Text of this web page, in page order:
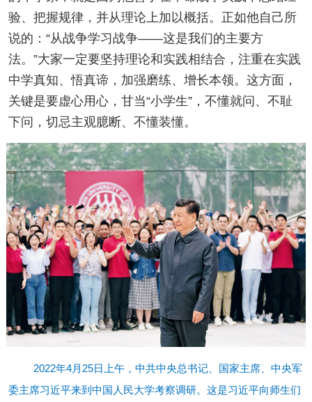
验、把握规律，并从理论上加以概括。正如他自己所
说的：“从战争学习战争——这是我们的主要方
法。”大家一定要坚持理论和实践相结合，注重在实践
中学真知、悟真谛，加强磨练、增长本领。这方面，
关键是要虚心用心，甘当“小学生”，不懂就问、不耻
下问，切忌主观臆断、不懂装懂。
2022年4月25日上午，中共中央总书记、国家主席、中央军
委主席习近平来到中国人民大学考察调研。这是习近平向师生们